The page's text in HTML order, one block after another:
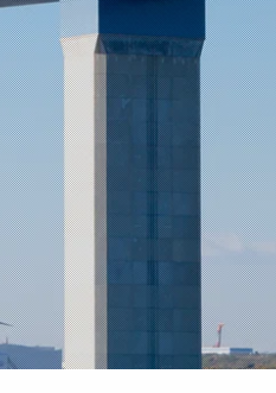
あ
り
ま
す